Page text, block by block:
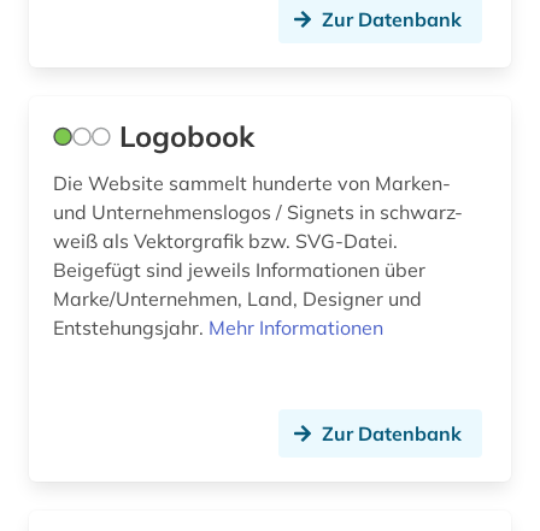
industriedesign (2)
innearchitektur (1)
innenarchitektur (5)
klassische studien (2)
kultur (1)
kunstgeschichte (3)
Zur Datenbank
Logobook
Die Website sammelt hunderte von Marken-
und Unternehmenslogos / Signets in schwarz-
weiß als Vektorgrafik bzw. SVG-Datei.
Beigefügt sind jeweils Informationen über
Marke/Unternehmen, Land, Designer und
Entstehungsjahr. Mehr Informationen
Zur Datenbank